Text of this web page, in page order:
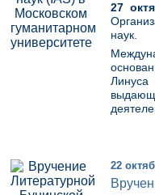
27
наук.
22